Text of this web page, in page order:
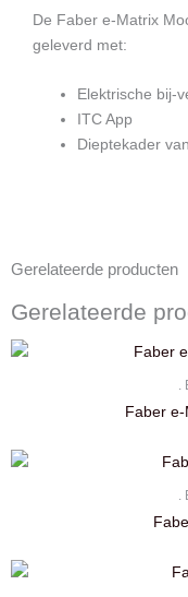
De Faber e-Matrix
geleverd met:
Elektrische bij-
ITC App
Dieptekader
Gerelateerde producten
Gerelateerde
Faber e-